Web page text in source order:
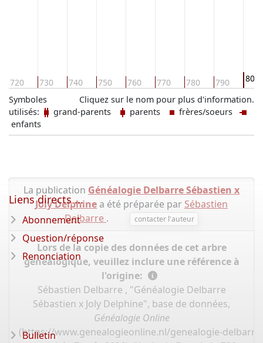
720 730 740 750 760 770 780 790 800
Cliquez sur le nom pour plus d'information.
Symboles
utilisés:
grand-parents parents
frères/soeurs
enfants
La publication Généalogie Delbarre Sébastien x
Joly Delphine a été préparée par Sébastien
Delbarre . contacter l'auteur
Lors de la copie des données de cet arbre
généalogique, veuillez inclure une référence à
l'origine:
Sébastien Delbarre , "Généalogie Delbarre
Sébastien x Joly Delphine", base de données,
Généalogie Online
(https://www.genealogieonline.nl/genealogie-
Liens directs ...
Abonnement
Question/réponse
Renonciation
Bulletin